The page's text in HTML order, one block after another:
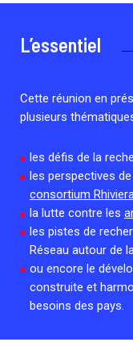
Collaboration
La Réunion.
Retrouvez toutes
inactives.
L’essentiel
Cette réunion en
plusieurs
les défis de la
les perspectives
consortium
la lutte contre les
les pistes de
Réseau autour de
ou encore le
construite et
besoins des pays.